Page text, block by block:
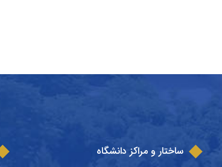
ساختار و مراکز دانشگاه